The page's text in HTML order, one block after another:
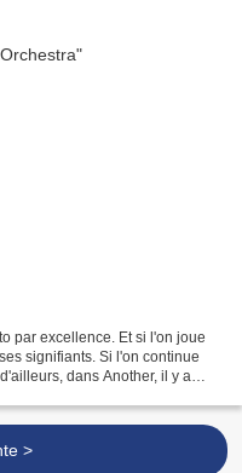
par excellence. Et si l'on joue
signifiants. Si l'on continue
dans Another, il y a
>